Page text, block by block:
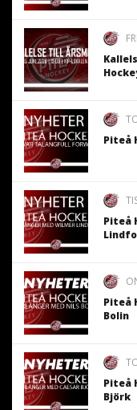
Piteå
Piteå
Piteå
Bolin
Piteå
Björk